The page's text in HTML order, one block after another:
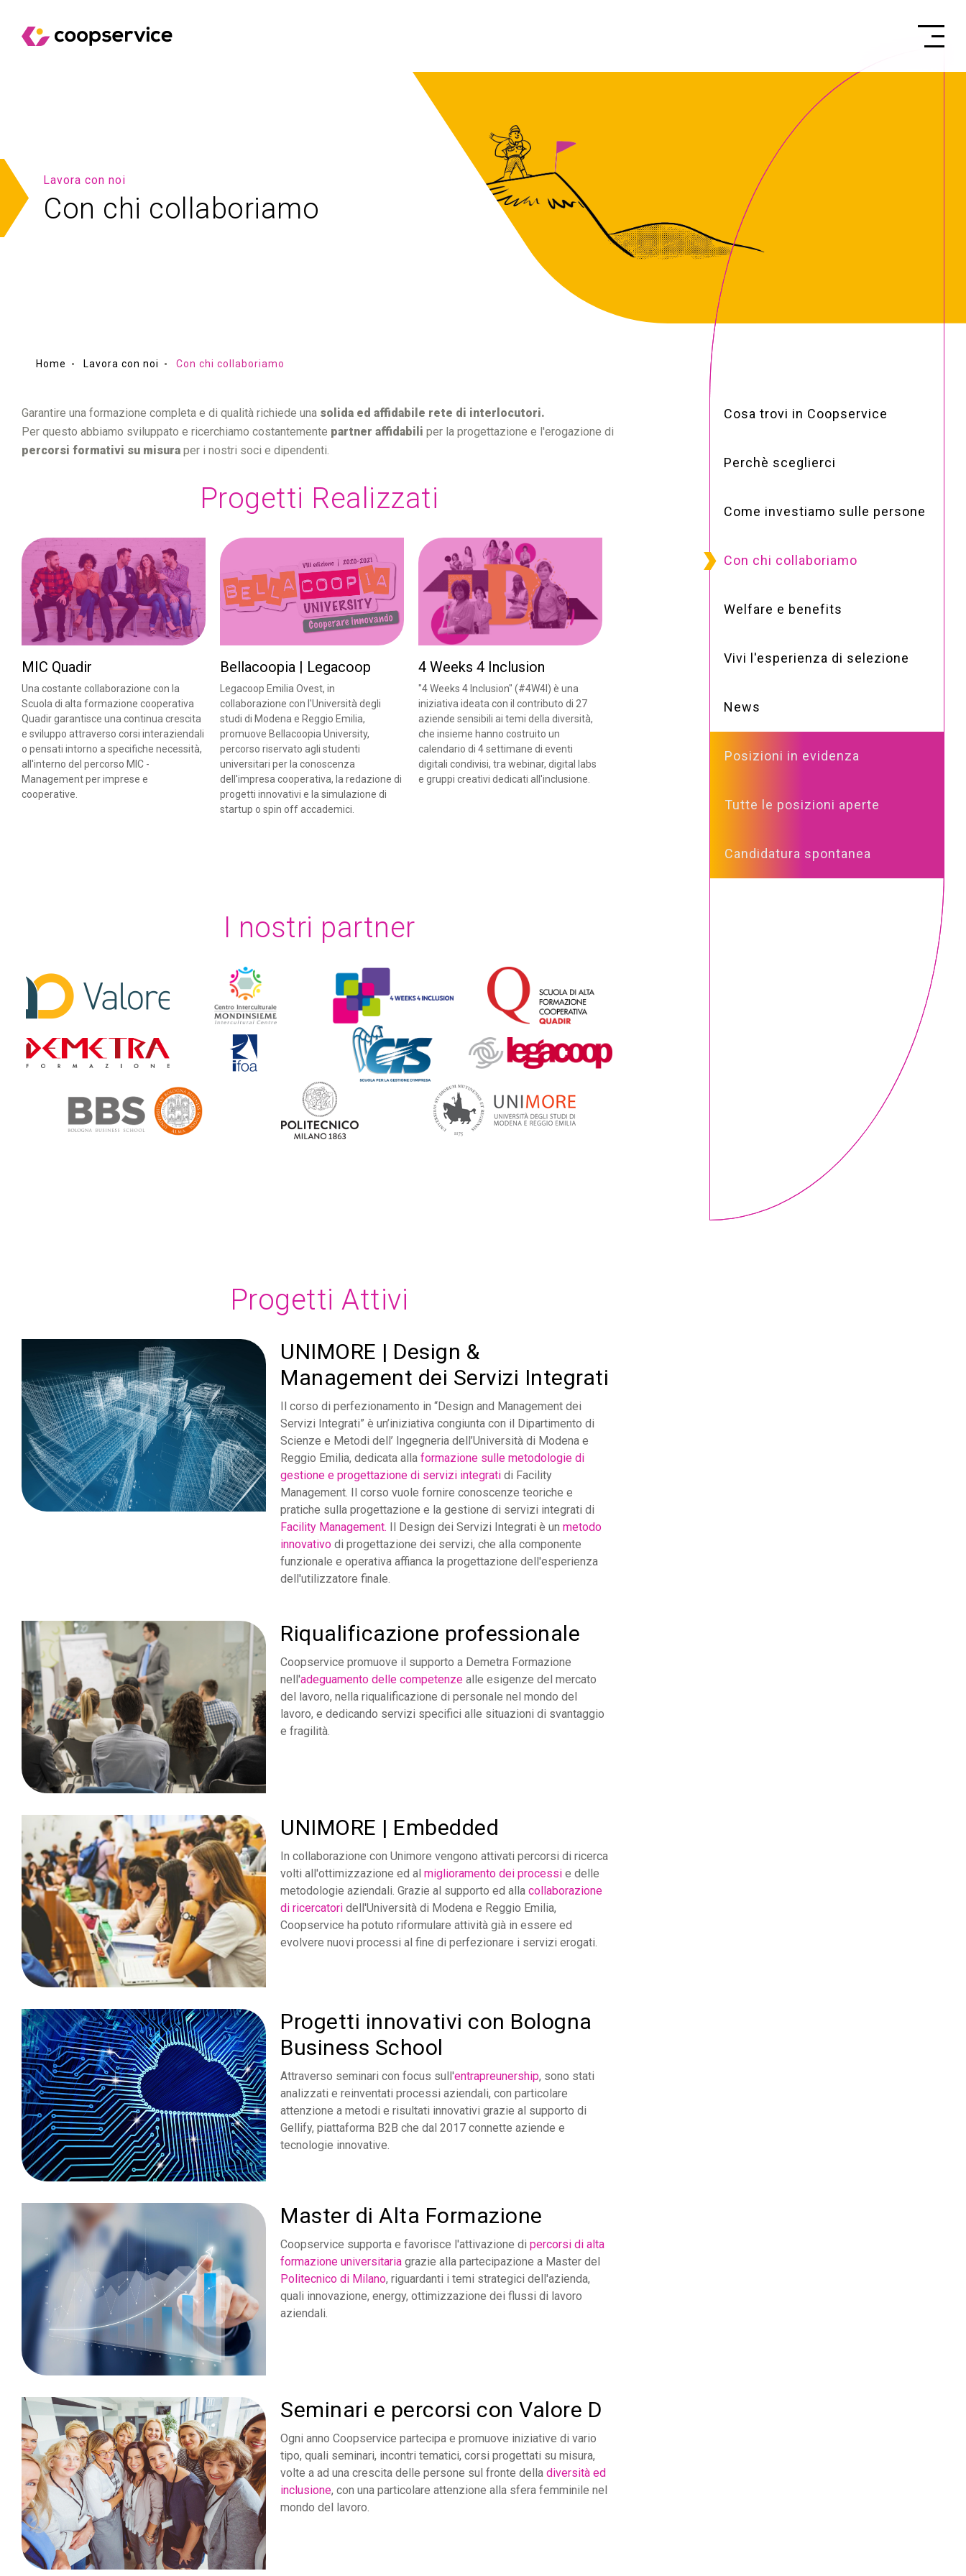
Lavora con noi
Con chi collaboriamo
Home Lavora con noi Con chi collaboriamo
Garantire una formazione completa e di qualità richiede una solida ed affidabile rete di interlocutori.
Per questo abbiamo sviluppato e ricerchiamo costantemente partner affidabili per la progettazione e l'erogazione di
percorsi formativi su misura per i nostri soci e dipendenti.
Progetti Realizzati
MIC Quadir
Una costante collaborazione con la
Scuola di alta formazione cooperativa
Quadir garantisce una continua crescita
e sviluppo attraverso corsi interaziendali
o pensati intorno a specifiche necessità,
all'interno del percorso MIC -
Management per imprese e
cooperative.
Bellacoopia | Legacoop
Legacoop Emilia Ovest, in
collaborazione con l'Università degli
studi di Modena e Reggio Emilia,
promuove Bellacoopia University,
percorso riservato agli studenti
universitari per la conoscenza
dell'impresa cooperativa, la redazione di
progetti innovativi e la simulazione di
startup o spin off accademici.
4 Weeks 4 Inclusion
"4 Weeks 4 Inclusion" (#4W4I) è una
iniziativa ideata con il contributo di 27
aziende sensibili ai temi della diversità,
che insieme hanno costruito un
calendario di 4 settimane di eventi
digitali condivisi, tra webinar, digital labs
e gruppi creativi dedicati all'inclusione.
I nostri partner
Progetti Attivi
UNIMORE | Design &
Management dei Servizi Integrati
Il corso di perfezionamento in “Design and Management dei
Servizi Integrati” è un’iniziativa congiunta con il Dipartimento di
Scienze e Metodi dell’ Ingegneria dell’Università di Modena e
Reggio Emilia, dedicata alla formazione sulle metodologie di
gestione e progettazione di servizi integrati di Facility
Management. Il corso vuole fornire conoscenze teoriche e
pratiche sulla progettazione e la gestione di servizi integrati di
Facility Management. Il Design dei Servizi Integrati è un metodo
innovativo di progettazione dei servizi, che alla componente
funzionale e operativa affianca la progettazione dell'esperienza
dell'utilizzatore finale.
Riqualificazione professionale
Coopservice promuove il supporto a Demetra Formazione
nell'adeguamento delle competenze alle esigenze del mercato
del lavoro, nella riqualificazione di personale nel mondo del
lavoro, e dedicando servizi specifici alle situazioni di svantaggio
e fragilità.
UNIMORE | Embedded
In collaborazione con Unimore vengono attivati percorsi di ricerca
volti all'ottimizzazione ed al miglioramento dei processi e delle
metodologie aziendali. Grazie al supporto ed alla collaborazione
di ricercatori dell'Università di Modena e Reggio Emilia,
Coopservice ha potuto riformulare attività già in essere ed
evolvere nuovi processi al fine di perfezionare i servizi erogati.
Progetti innovativi con Bologna
Business School
Attraverso seminari con focus sull'entrapreunership, sono stati
analizzati e reinventati processi aziendali, con particolare
attenzione a metodi e risultati innovativi grazie al supporto di
Gellify, piattaforma B2B che dal 2017 connette aziende e
tecnologie innovative.
Master di Alta Formazione
Coopservice supporta e favorisce l'attivazione di percorsi di alta
formazione universitaria grazie alla partecipazione a Master del
Politecnico di Milano, riguardanti i temi strategici dell'azienda,
quali innovazione, energy, ottimizzazione dei flussi di lavoro
aziendali.
Seminari e percorsi con Valore D
Ogni anno Coopservice partecipa e promuove iniziative di vario
tipo, quali seminari, incontri tematici, corsi progettati su misura,
volte a ad una crescita delle persone sul fronte della diversità ed
inclusione, con una particolare attenzione alla sfera femminile nel
mondo del lavoro.
Cosa trovi in Coopservice
Perchè sceglierci
Come investiamo sulle persone
Con chi collaboriamo
Welfare e benefits
Vivi l'esperienza di selezione
News
Posizioni in evidenza
Tutte le posizioni aperte
Candidatura spontanea